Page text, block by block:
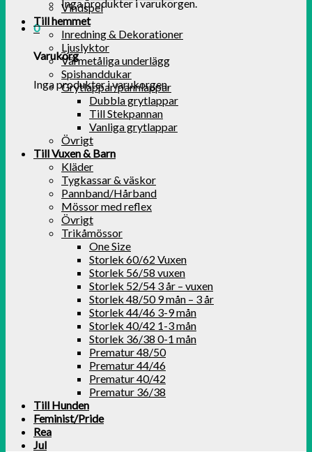
Inga produkter i varukorgen.
0
Varukorg
Inga produkter i varukorgen.
Vindspel
Till hemmet
Inredning & Dekorationer
Ljuslyktor
Värmetåliga underlägg
Spishanddukar
Grytlappar/pannlappar
Dubbla grytlappar
Till Stekpannan
Vanliga grytlappar
Övrigt
Till Vuxen & Barn
Kläder
Tygkassar & väskor
Pannband/Hårband
Mössor med reflex
Övrigt
Trikåmössor
One Size
Storlek 60/62 Vuxen
Storlek 56/58 vuxen
Storlek 52/54 3 år – vuxen
Storlek 48/50 9 mån – 3 år
Storlek 44/46 3-9 mån
Storlek 40/42 1-3 mån
Storlek 36/38 0-1 mån
Prematur 48/50
Prematur 44/46
Prematur 40/42
Prematur 36/38
Till Hunden
Feminist/Pride
Rea
Jul